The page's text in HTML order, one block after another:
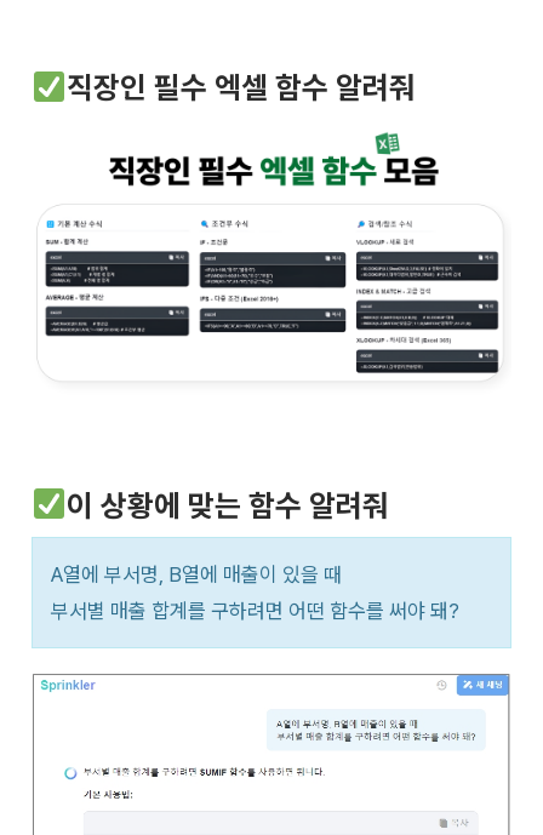
직장인 필수 엑셀 함수 알려줘
이 상황에 맞는 함수 알려줘
A열에 부서명, B열에 매출이 있을 때
부서별 매출 합계를 구하려면 어떤 함수를 써야 돼?